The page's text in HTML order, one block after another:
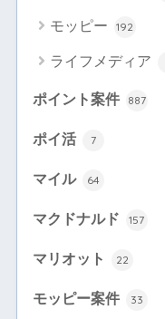
モッピー 192
ライフメディア
ポイント案件 887
ポイ活 7
マイル 64
マクドナルド 157
マリオット 22
モッピー案件 33